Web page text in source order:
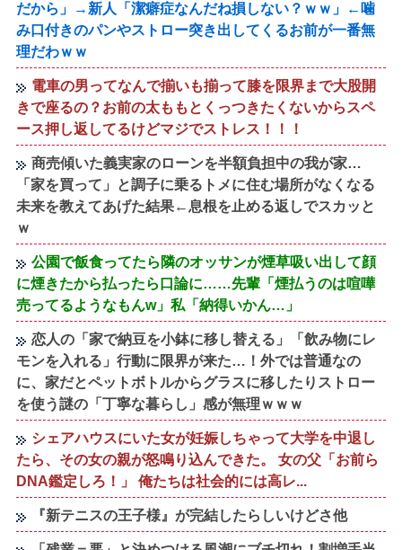
だから」→新人「潔癖症なんだね損しない？ｗｗ」←噛
み口付きのパンやストロー突き出してくるお前が一番無
理だわｗｗ
電車の男ってなんで揃いも揃って膝を限界まで大股開
きで座るの？お前の太ももとくっつきたくないからスペ
ース押し返してるけどマジでストレス！！！
商売傾いた義実家のローンを半額負担中の我が家…
「家を買って」と調子に乗るトメに住む場所がなくなる
未来を教えてあげた結果←息根を止める返しでスカッと
ｗ
公園で飯食ってたら隣のオッサンが煙草吸い出して顔
に煙きたから払ったら口論に……先輩「煙払うのは喧嘩
売ってるようなもんw」私「納得いかん…」
恋人の「家で納豆を小鉢に移し替える」「飲み物にレ
モンを入れる」行動に限界が来た…！外では普通なの
に、家だとペットボトルからグラスに移したりストロー
を使う謎の「丁寧な暮らし」感が無理ｗｗｗ
シェアハウスにいた女が妊娠しちゃって大学を中退し
たら、その女の親が怒鳴り込んできた。 女の父「お前ら
DNA鑑定しろ！」 俺たちは社会的には高レ...
『新テニスの王子様』が完結したらしいけどさ他